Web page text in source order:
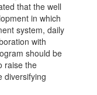
that the well
in which
system, daily
with
should be
raise the
diversifying